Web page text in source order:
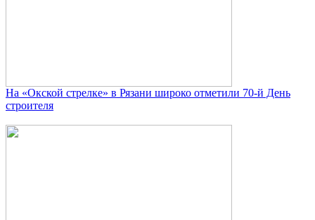
На «Окской стрелке» в Рязани широко отметили 70-й День
строителя